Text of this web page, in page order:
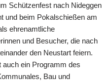
Schützenfest nach Nideggen
und beim Pokalschießen am
ehrenamtliche
und Besucher, die nach
den Neustart feiern.
auch ein Programm des
Bau und